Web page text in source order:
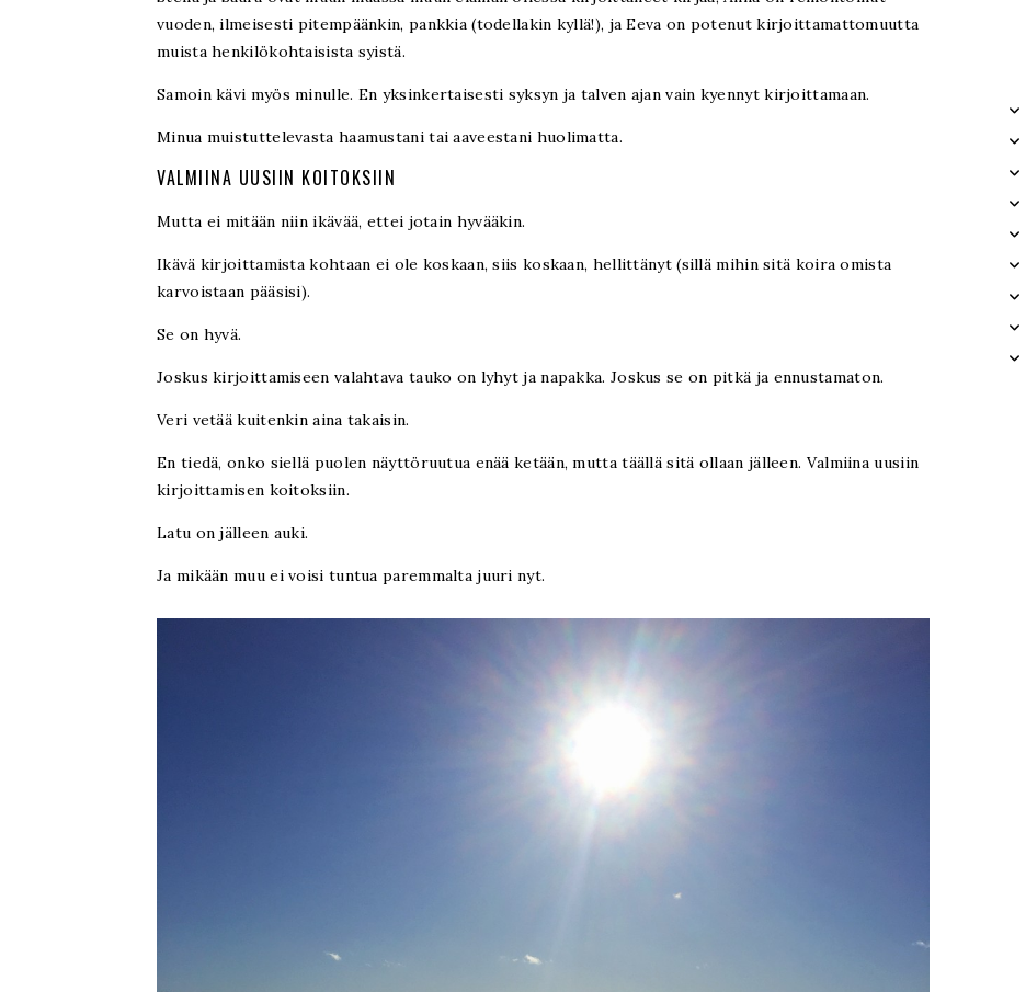
vuoden, ilmeisesti pitempäänkin, pankkia (todellakin kyllä!), ja Eeva on potenut kirjoittamattomuutta
muista henkilökohtaisista syistä.
Samoin kävi myös minulle. En yksinkertaisesti syksyn ja talven ajan vain kyennyt kirjoittamaan.
Minua muistuttelevasta haamustani tai aaveestani huolimatta.
VALMIINA UUSIIN KOITOKSIIN
Mutta ei mitään niin ikävää, ettei jotain hyvääkin.
Ikävä kirjoittamista kohtaan ei ole koskaan, siis koskaan, hellittänyt (sillä mihin sitä koira omista
karvoistaan pääsisi).
Se on hyvä.
Joskus kirjoittamiseen valahtava tauko on lyhyt ja napakka. Joskus se on pitkä ja ennustamaton.
Veri vetää kuitenkin aina takaisin.
En tiedä, onko siellä puolen näyttöruutua enää ketään, mutta täällä sitä ollaan jälleen. Valmiina uusiin
kirjoittamisen koitoksiin.
Latu on jälleen auki.
Ja mikään muu ei voisi tuntua paremmalta juuri nyt.